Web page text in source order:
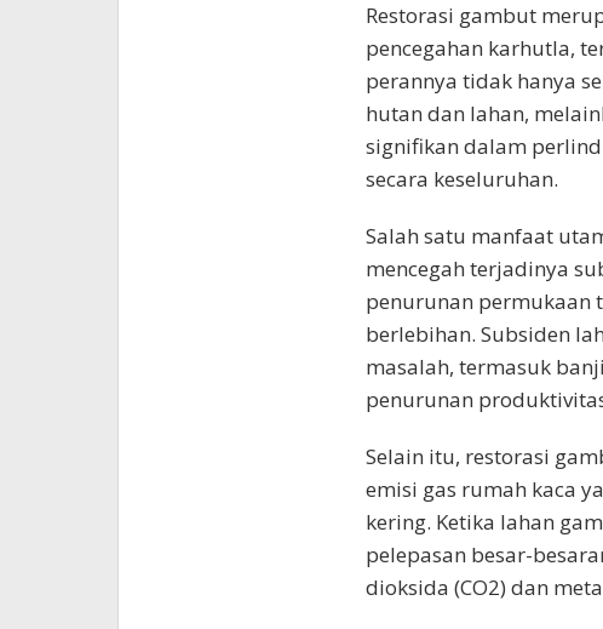
Restorasi gambut
pencegahan karhutla,
perannya tidak hanya
hutan dan lahan,
signifikan dalam
secara keseluruhan.
Salah satu manfaat
mencegah terjadinya
penurunan permukaan
berlebihan. Subsiden
masalah, termasuk
penurunan
Selain itu, restorasi
emisi gas rumah kaca
kering. Ketika lahan
pelepasan besar-
dioksida (CO2) dan